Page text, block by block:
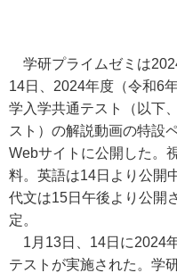
学研プライムゼミは
14日、2024年度（令和6
学入学共通テスト（以下
スト）の解説動画の特設
Webサイトに公開した。
料。英語は14日より公開
代文は15日午後より公開
定。
1月13日、14日に2024
テストが実施された。学